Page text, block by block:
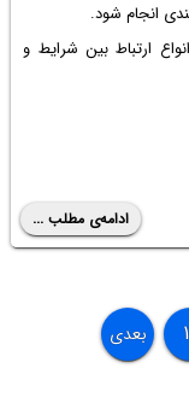
انجام شود.
ارتباط بین شرایط و
ادامه‌ی مطلب ...
بعدی